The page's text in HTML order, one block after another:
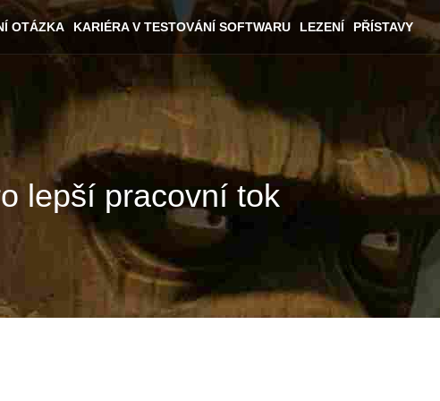
OTÁZKA KARIÉRA V TESTOVÁNÍ SOFTWARU LEZENÍ PŘÍSTAVY
lepší pracovní tok